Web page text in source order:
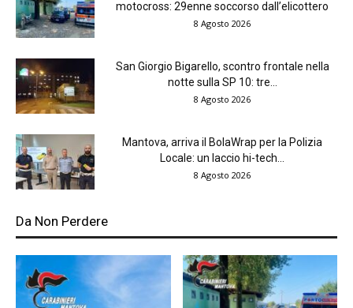
motocross: 29enne soccorso dall’elicottero
8 Agosto 2026
San Giorgio Bigarello, scontro frontale nella
notte sulla SP 10: tre...
8 Agosto 2026
Mantova, arriva il BolaWrap per la Polizia
Locale: un laccio hi-tech...
8 Agosto 2026
Da Non Perdere